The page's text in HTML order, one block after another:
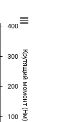
Крутящий момент (Нм)
100
200
300
400